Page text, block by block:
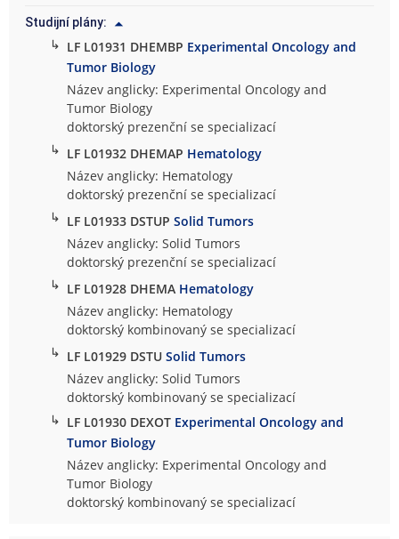
Studijní plány:
↳ LF L01931 DHEMBP Experimental Oncology and
Tumor Biology
Název anglicky: Experimental Oncology and
Tumor Biology
doktorský prezenční se specializací
↳ LF L01932 DHEMAP Hematology
Název anglicky: Hematology
doktorský prezenční se specializací
↳ LF L01933 DSTUPSolid Tumors
Název anglicky: Solid Tumors
doktorský prezenční se specializací
↳ LF L01928 DHEMA Hematology
Název anglicky: Hematology
doktorský kombinovaný se specializací
↳ LF L01929 DSTUSolid Tumors
Název anglicky: Solid Tumors
doktorský kombinovaný se specializací
↳ LF L01930 DEXOT Experimental Oncology and
Tumor Biology
Název anglicky: Experimental Oncology and
Tumor Biology
doktorský kombinovaný se specializací